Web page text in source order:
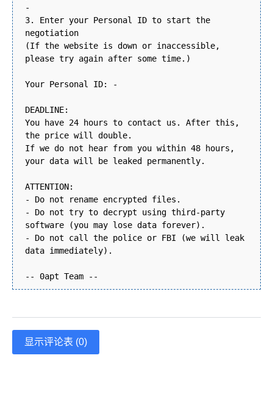
-
3. Enter your Personal ID to start the
negotiation
(If the website is down or inaccessible,
please try again after some time.)
Your Personal ID: -
DEADLINE:
You have 24 hours to contact us. After this,
the price will double.
If we do not hear from you within 48 hours,
your data will be leaked permanently.
ATTENTION:
- Do not rename encrypted files.
- Do not try to decrypt using third-party
software (you may lose data forever).
- Do not call the police or FBI (we will leak
data immediately).
-- 0apt Team --
显示评论表 (0)